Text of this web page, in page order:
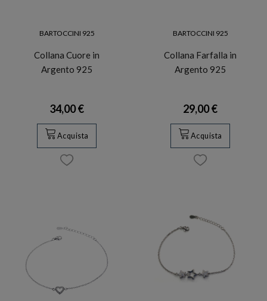
BARTOCCINI 925
Collana Cuore in
Argento 925
34,00 €
Acquista
BARTOCCINI 925
Collana Farfalla in
Argento 925
29,00 €
Acquista